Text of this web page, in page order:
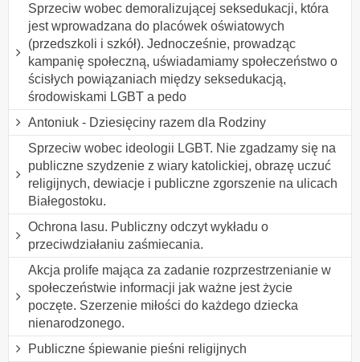
Sprzeciw wobec demoralizującej seksedukacji, która
jest wprowadzana do placówek oświatowych
(przedszkoli i szkół). Jednocześnie, prowadząc
kampanię społeczną, uświadamiamy społeczeństwo o
ścisłych powiązaniach między seksedukacją,
środowiskami LGBT a pedo
Antoniuk - Dziesięciny razem dla Rodziny
Sprzeciw wobec ideologii LGBT. Nie zgadzamy się na
publiczne szydzenie z wiary katolickiej, obrazę uczuć
religijnych, dewiacje i publiczne zgorszenie na ulicach
Białegostoku.
Ochrona lasu. Publiczny odczyt wykładu o
przeciwdziałaniu zaśmiecania.
Akcja prolife mająca za zadanie rozprzestrzenianie w
społeczeństwie informacji jak ważne jest życie
poczęte. Szerzenie miłości do każdego dziecka
nienarodzonego.
Publiczne śpiewanie pieśni religijnych